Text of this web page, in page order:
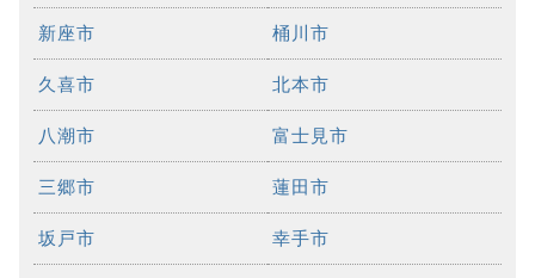
新座市 桶川市
久喜市 北本市
八潮市 富士見市
三郷市 蓮田市
坂戸市 幸手市